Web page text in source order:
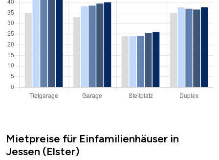
Mietpreise für Einfamilienhäuser in
Jessen (Elster)